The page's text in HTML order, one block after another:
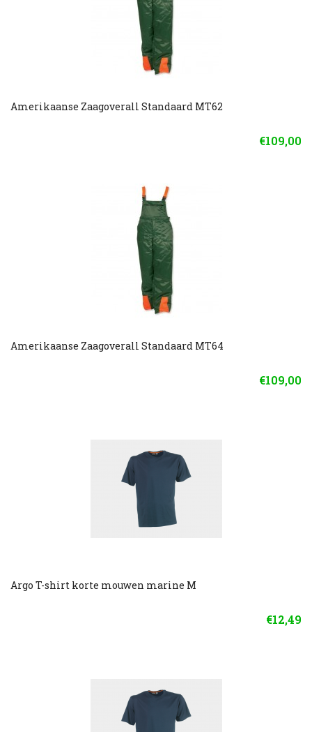
Amerikaanse Zaagoverall Standaard MT62
€109,00
Amerikaanse Zaagoverall Standaard MT64
€109,00
Argo T-shirt korte mouwen marine M
€12,49